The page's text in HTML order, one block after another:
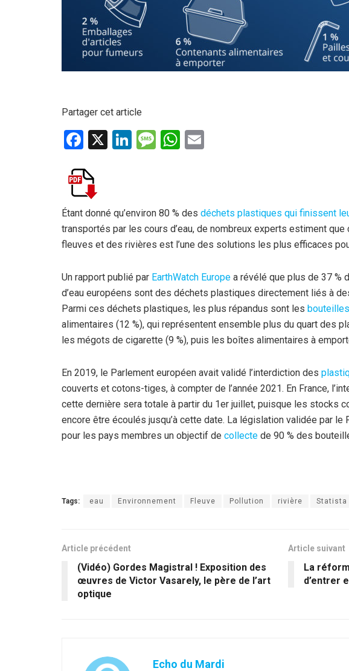
Partager cet article
F
ce
b
o
o
k
X
Li
n
M
g
e
W
A
p
p
Étant donné qu’environ 80 % des déchets plastiques qui finissent
transportés par les cours d’eau, de nombreux experts estiment
fleuves et des rivières est l’une des solutions les plus efficaces
Un rapport publié par EarthWatch Europe a révélé que plus de 37 %
d’eau européens sont des déchets plastiques directement liés à
Parmi ces déchets plastiques, les plus répandus sont les
alimentaires (12 %), qui représentent ensemble plus du quart des
les mégots de cigarette (9 %), puis les boîtes alimentaires à
En 2019, le Parlement européen avait validé l’interdiction des
couverts et cotons-tiges, à compter de l’année 2021. En France,
cette dernière sera totale à partir du 1er juillet, puisque les stocks
encore être écoulés jusqu’à cette date. La législation validée par le
pour les pays membres un objectif de collecte de 90 % des
Tags: eau Environnement Fleuve Pollution rivière Statista
Article précédent
(Vidéo) Gordes Magistral ! Exposition des
œuvres de Victor Vasarely, le père de l’art
optique
Article suivant
La
d’entrer
Echo du Mardi